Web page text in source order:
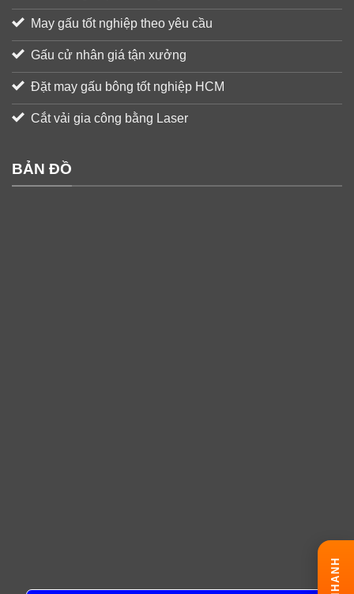
May gấu tốt nghiệp theo yêu cầu
Gấu cử nhân giá tận xưởng
Đặt may gấu bông tốt nghiệp HCM
Cắt vải gia công bằng Laser
BẢN ĐỒ